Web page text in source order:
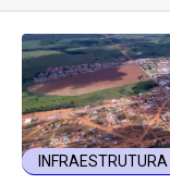
INFRAESTRUTURA